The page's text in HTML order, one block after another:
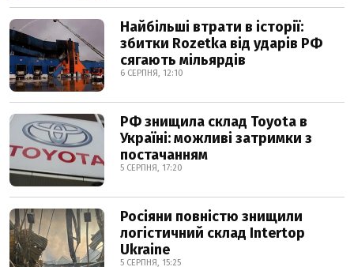
Найбільші втрати в історії:
збитки Rozetka від ударів РФ
сягають мільярдів
6 СЕРПНЯ, 12:10
РФ знищила склад Toyota в
Україні: можливі затримки з
постачанням
5 СЕРПНЯ, 17:20
Росіяни повністю знищили
логістичний склад Intertop
Ukraine
5 СЕРПНЯ, 15:25